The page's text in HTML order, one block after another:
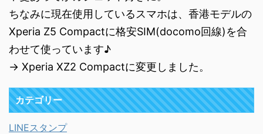
ちなみに現在使用しているスマホは、香港モデルの
Xperia Z5 Compactに格安SIM(docomo回線)を合
わせて使っています♪
→ Xperia XZ2 Compactに変更しました。
カテゴリー
LINEスタンプ